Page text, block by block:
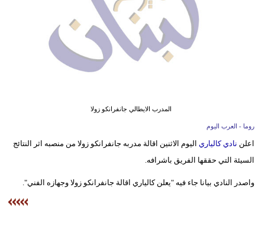
أزياء
المدرب الايطالي جانفرانكو زولا
روما - العرب اليوم
اعلن نادي كالياري اليوم الاثنين اقالة مدربه جانفرانكو زولا من منصبه اثر النتائج
السيئة التي حققها الفريق باشرافه.
واصدر النادي بيانا جاء فيه "يعلن كالياري اقالة جانفرانكو زولا وجهازه الفني".